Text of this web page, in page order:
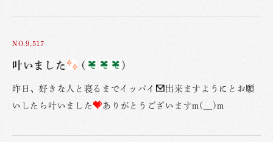
NO.9,517
叶いました ( )
昨日、好きな人と寝るまでイッパイ
出来ますようにとお願
いしたら叶いました
ありがとうございますm(__)m